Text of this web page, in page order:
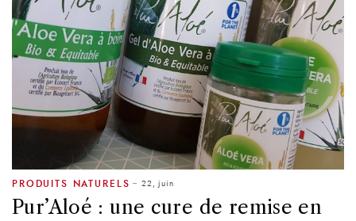
PRODUITS NATURELS 22, juin
Pur’Aloé : une cure de remise en